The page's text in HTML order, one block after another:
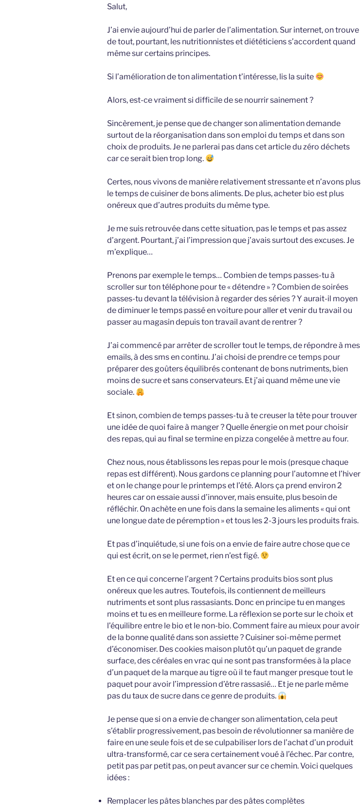
Salut,
J’ai envie aujourd’hui de parler de l’alimentation. Sur internet, on trouve
de tout, pourtant, les nutritionnistes et diététiciens s’accordent quand
même sur certains principes.
Si l’amélioration de ton alimentation t’intéresse, lis la suite
Alors, est-ce vraiment si difficile de se nourrir sainement ?
Sincèrement, je pense que de changer son alimentation demande
surtout de la réorganisation dans son emploi du temps et dans son
choix de produits. Je ne parlerai pas dans cet article du zéro déchets
car ce serait bien trop long.
Certes, nous vivons de manière relativement stressante et n’avons plus
le temps de cuisiner de bons aliments. De plus, acheter bio est plus
onéreux que d’autres produits du même type.
Je me suis retrouvée dans cette situation, pas le temps et pas assez
d’argent. Pourtant, j’ai l’impression que j’avais surtout des excuses. Je
m’explique…
Prenons par exemple le temps… Combien de temps passes-tu à
scroller sur ton téléphone pour te « détendre » ? Combien de soirées
passes-tu devant la télévision à regarder des séries ? Y aurait-il moyen
de diminuer le temps passé en voiture pour aller et venir du travail ou
passer au magasin depuis ton travail avant de rentrer ?
J’ai commencé par arrêter de scroller tout le temps, de répondre à mes
emails, à des sms en continu. J’ai choisi de prendre ce temps pour
préparer des goûters équilibrés contenant de bons nutriments, bien
moins de sucre et sans conservateurs. Et j’ai quand même une vie
sociale.
Et sinon, combien de temps passes-tu à te creuser la tête pour trouver
une idée de quoi faire à manger ? Quelle énergie on met pour choisir
des repas, qui au final se termine en pizza congelée à mettre au four.
Chez nous, nous établissons les repas pour le mois (presque chaque
repas est différent). Nous gardons ce planning pour l’automne et l’hiver
et on le change pour le printemps et l’été. Alors ça prend environ 2
heures car on essaie aussi d’innover, mais ensuite, plus besoin de
réfléchir. On achète en une fois dans la semaine les aliments « qui ont
une longue date de péremption » et tous les 2-3 jours les produits frais.
Et pas d’inquiétude, si une fois on a envie de faire autre chose que ce
qui est écrit, on se le permet, rien n’est figé.
Et en ce qui concerne l’argent ? Certains produits bios sont plus
onéreux que les autres. Toutefois, ils contiennent de meilleurs
nutriments et sont plus rassasiants. Donc en principe tu en manges
moins et tu es en meilleure forme. La réflexion se porte sur le choix et
l’équilibre entre le bio et le non-bio. Comment faire au mieux pour avoir
de la bonne qualité dans son assiette ? Cuisiner soi-même permet
d’économiser. Des cookies maison plutôt qu’un paquet de grande
surface, des céréales en vrac qui ne sont pas transformées à la place
d’un paquet de la marque au tigre où il te faut manger presque tout le
paquet pour avoir l’impression d’être rassasié… Et je ne parle même
pas du taux de sucre dans ce genre de produits.
Je pense que si on a envie de changer son alimentation, cela peut
s’établir progressivement, pas besoin de révolutionner sa manière de
faire en une seule fois et de se culpabiliser lors de l’achat d’un produit
ultra-transformé, car ce sera certainement voué à l’échec. Par contre,
petit pas par petit pas, on peut avancer sur ce chemin. Voici quelques
idées :
Remplacer les pâtes blanches par des pâtes complètes